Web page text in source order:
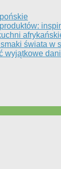
świata w
wyjątkowe